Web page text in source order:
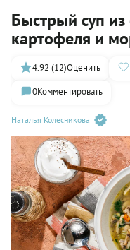
Быстрый суп
картофеля и
Наталья Колесникова
4.92 (12)Оценить
0Комментировать